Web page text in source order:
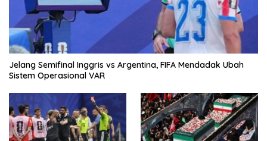
Jelang Semifinal Inggris vs Argentina, FIFA Mendadak Ubah
Sistem Operasional VAR